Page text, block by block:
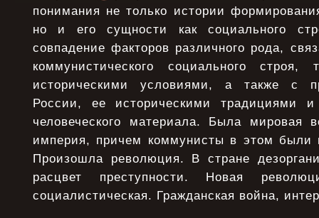
понимания не только истории
но и его сущности как социального
совпадение факторов различного рода,
коммунистического социального
историческими условиями, а также с
России, ее историческими традициями и
человеческого материала. Была мировая
империя, причем коммунисты в этом были
Произошла революция. В стране
расцвет преступности. Новая
социалистическая. Гражданская война,